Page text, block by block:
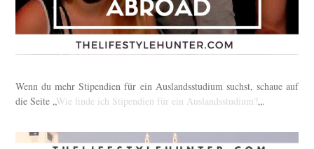
Wenn du mehr Stipendien für ein Auslandsstudium suchst, schaue auf
die Seite „Wie finde ich Stipendien für ein Auslandsstudium?„.